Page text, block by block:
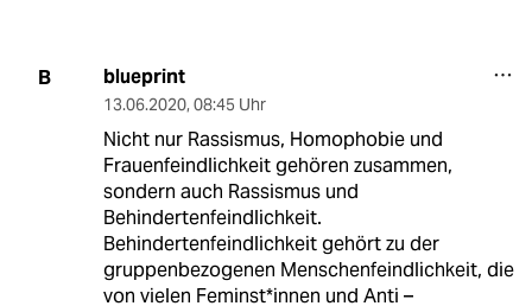
B blueprint
13.06.2020, 08:45 Uhr
Nicht nur Rassismus, Homophobie und
Frauenfeindlichkeit gehören zusammen,
sondern auch Rassismus und
Behindertenfeindlichkeit.
Behindertenfeindlichkeit gehört zu der
gruppenbezogenen Menschenfeindlichkeit, die
von vielen Feminst*innen und Anti –